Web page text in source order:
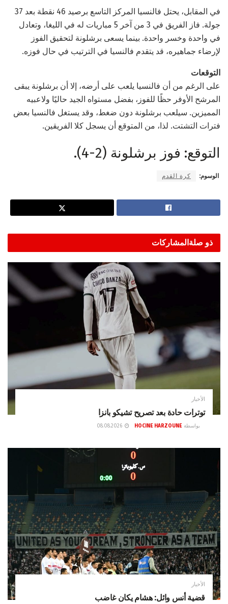
في المقابل، يحتل فالنسيا المركز التاسع برصيد 46 نقطة بعد 37
جولة. فاز الفريق في 3 من آخر 5 مباريات له في الليغا، وتعادل
في واحدة وخسر واحدة. بينما يسعى برشلونة لتحقيق الفوز
لإرضاء جماهيره، قد يتقدم فالنسيا في الترتيب في حال فوزه.
التوقعات
على الرغم من أن فالنسيا يلعب على أرضه، إلا أن برشلونة يبقى
المرشح الأوفر حظًا للفوز، بفضل مستواه الجيد حاليًا ولاعبيه
المميزين. سيلعب برشلونة دون ضغط، وقد يستغل فالنسيا بعض
فترات التشتت. لذا، من المتوقع أن يسجل كلا الفريقين.
التوقع: فوز برشلونة (2-4).
الوسوم: كرة القدم
ذو صلةالمشاركات
الأخبار
توترات حادة بعد تصريح تشيكو بانزا
بواسطة HOCINE HARZOUNE
الأخبار
قضية أنس وائل: هشام يكان غاضب